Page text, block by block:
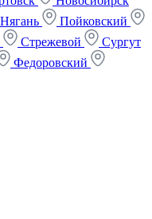
Нягань
Пойковский
Стрежевой
Сургут
Федоровский